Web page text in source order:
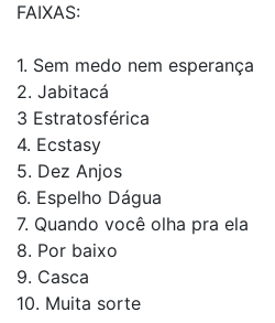
FAIXAS:
1. Sem medo nem esperança
2. Jabitacá
3 Estratosférica
4. Ecstasy
5. Dez Anjos
6. Espelho Dágua
7. Quando você olha pra ela
8. Por baixo
9. Casca
10. Muita sorte